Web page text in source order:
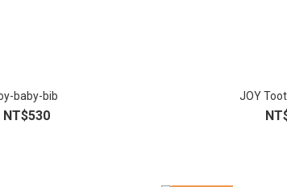
baby-bib
NT$530
JOY